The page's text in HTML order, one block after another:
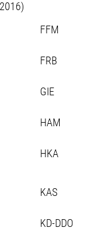
FFM
FRB
GIE
HAM
HKA
KAS
KD-DDO